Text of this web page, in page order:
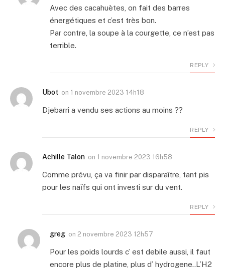
Avec des cacahuètes, on fait des barres
énergétiques et c’est très bon.
Par contre, la soupe à la courgette, ce n’est pas
terrible.
REPLY
Ubot on 1 novembre 2023 14h18
Djebarri a vendu ses actions au moins ??
REPLY
Achille Talon on 1 novembre 2023 16h58
Comme prévu, ça va finir par disparaître, tant pis
pour les naïfs qui ont investi sur du vent.
REPLY
greg on 2 novembre 2023 12h57
Pour les poids lourds c’ est debile aussi, il faut
encore plus de platine, plus d’ hydrogene..L’H2